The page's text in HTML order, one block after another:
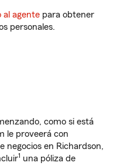
al agente para obtener
personales.
como si está
le proveerá con
negocios en Richardson,
1 una póliza de